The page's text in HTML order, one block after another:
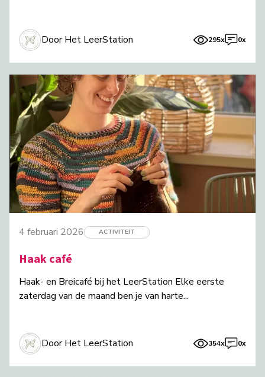
Door Het LeerStation 295x 0x
4 februari 2026 ACTIVITEIT
Haak café
Haak- en Breicafé bij het LeerStation Elke eerste
zaterdag van de maand ben je van harte...
Door Het LeerStation 354x 0x